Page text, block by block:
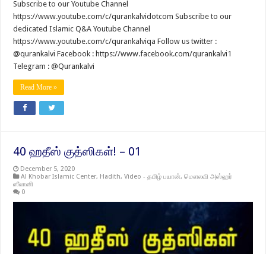
Subscribe to our Youtube Channel
https://www.youtube.com/c/qurankalvidotcom Subscribe to our
dedicated Islamic Q&A Youtube Channel
https://www.youtube.com/c/qurankalviqa Follow us twitter :
@qurankalvi Facebook : https://www.facebook.com/qurankalvi1
Telegram : @Qurankalvi
Read More »
40 ஹதீஸ் குத்ஸிகள்! – 01
December 5, 2020
Al Khobar Islamic Center, Hadith,Video - தமிழ் பயான்,மௌலவி அஸ்ஹர்
ஸீலானி
0